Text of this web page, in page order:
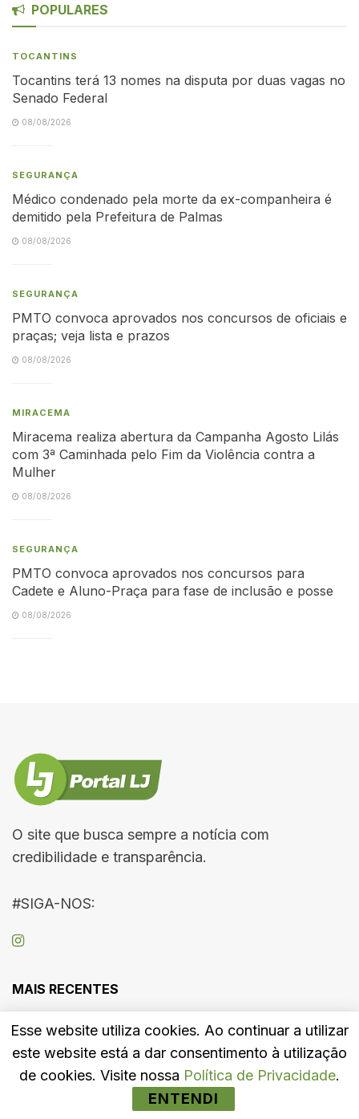
POPULARES
TOCANTINS
Tocantins terá 13 nomes na disputa por duas vagas no
Senado Federal
08/08/2026
SEGURANÇA
Médico condenado pela morte da ex-companheira é
demitido pela Prefeitura de Palmas
08/08/2026
SEGURANÇA
PMTO convoca aprovados nos concursos de oficiais e
praças; veja lista e prazos
08/08/2026
MIRACEMA
Miracema realiza abertura da Campanha Agosto Lilás
com 3ª Caminhada pelo Fim da Violência contra a
Mulher
08/08/2026
SEGURANÇA
PMTO convoca aprovados nos concursos para
Cadete e Aluno-Praça para fase de inclusão e posse
08/08/2026
O site que busca sempre a notícia com
credibilidade e transparência.
#SIGA-NOS:
MAIS RECENTES
Tocantins terá 13 nomes na disputa por duas
vagas no Senado Federal
Médico condenado pela morte da ex-
companheira é demitido pela Prefeitura de
Esse website utiliza cookies. Ao continuar a utilizar
este website está a dar consentimento à utilização
de cookies. Visite nossa Política de Privacidade.
ENTENDI